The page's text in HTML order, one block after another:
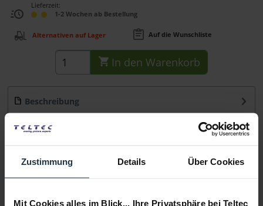
Zustimmung Details Über Cookies
Mit Cookies alles im Blick... Ihre Privatsphäre bei Teltec
Lieferzeit:
1-2 Wochen ab Bestellung
Alternativen auf Lager Auf die Wunschliste
In den Warenkorb
Beschreibung